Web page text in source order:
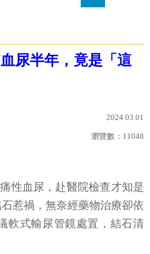
尿半年，竟是「這
2024.03.01
瀏覽數： 11048
性血尿，赴醫院檢查才知是
惹禍，無奈經藥物治療卻依
軟式輸尿管鏡處置，結石清